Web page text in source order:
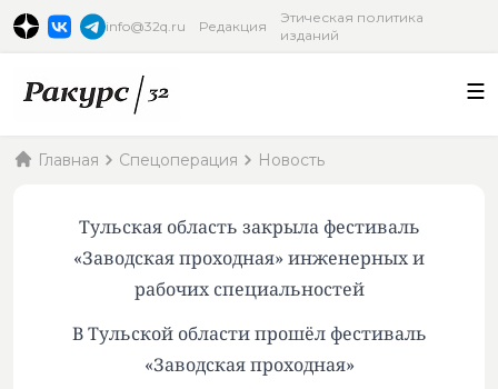
info@32q.ru Редакция
Этическая политика
изданий
Главная Спецоперация Новость
Тульская область закрыла фестиваль
«Заводская проходная» инженерных и
рабочих специальностей
В Тульской области прошёл фестиваль
«Заводская проходная»